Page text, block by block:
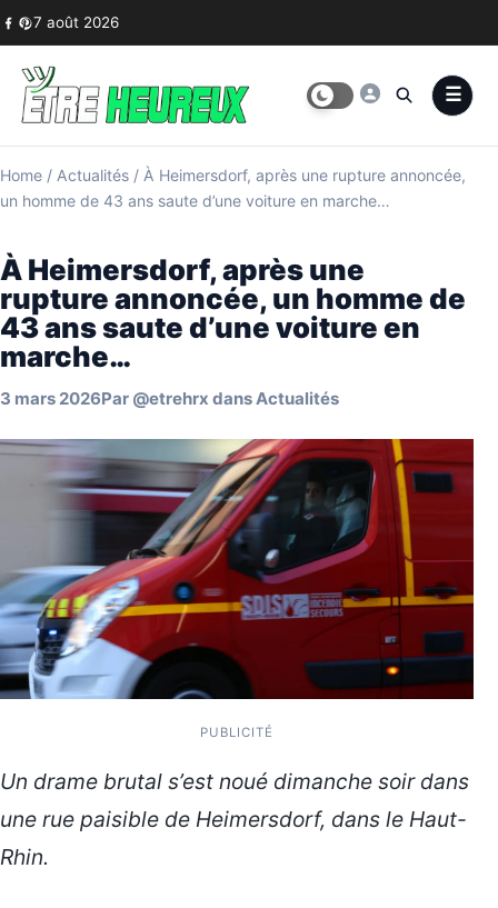
Skip to content
7 août 2026
Home / Actualités / À Heimersdorf, après une rupture annoncée,
un homme de 43 ans saute d’une voiture en marche…
À Heimersdorf, après une
rupture annoncée, un homme de
43 ans saute d’une voiture en
marche…
3 mars 2026Par @etrehrx dansActualités
PUBLICITÉ
Un drame brutal s’est noué dimanche soir dans
une rue paisible de Heimersdorf, dans le Haut-
Rhin.